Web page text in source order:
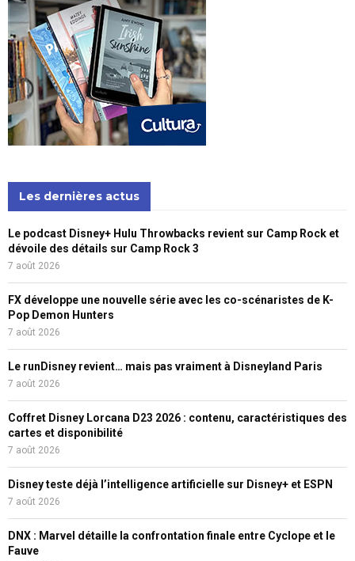
Les dernières actus
Le podcast Disney+ Hulu Throwbacks revient sur Camp Rock et
dévoile des détails sur Camp Rock 3
7 août 2026
FX développe une nouvelle série avec les co-scénaristes de K-
Pop Demon Hunters
7 août 2026
Le runDisney revient… mais pas vraiment à Disneyland Paris
7 août 2026
Coffret Disney Lorcana D23 2026 : contenu, caractéristiques des
cartes et disponibilité
7 août 2026
Disney teste déjà l’intelligence artificielle sur Disney+ et ESPN
7 août 2026
DNX : Marvel détaille la confrontation finale entre Cyclope et le
Fauve